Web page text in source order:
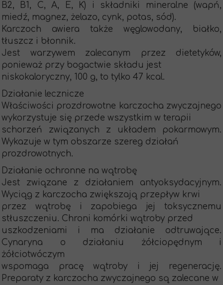
B2, B1, C, A, E, K) i składniki mineralne (wapń,
miedź, magnez, żelazo, cynk, potas, sód).
Karczoch awiera także węglowodany, białko,
tłuszcz i błonnik.
Jest warzywem zalecanym przez dietetyków,
ponieważ przy bogactwie składu jest
niskokaloryczny, 100 g, to tylko 47 kcal.
Działanie lecznicze
Właściwości prozdrowotne karczocha zwyczajnego
wykorzystuje się przede wszystkim w terapii
schorzeń związanych z układem pokarmowym.
Wykazuje w tym obszarze szereg działań
prozdrowotnych.
Działanie ochronne na wątrobę
Jest związane z działaniem antyoksydacyjnym.
Wyciąg z karczocha zwiększają przepływ krwi
przez wątrobę i zapobiega jej toksycznemu
stłuszczeniu. Chroni komórki wątroby przed
uszkodzeniami i ma działanie odtruwające.
Cynaryna o działaniu żółciopędnym i
żółciotwóczym
wspomaga pracę wątroby i jej regenerację.
Preparaty z karczocha zwyczajnego są zalecane w